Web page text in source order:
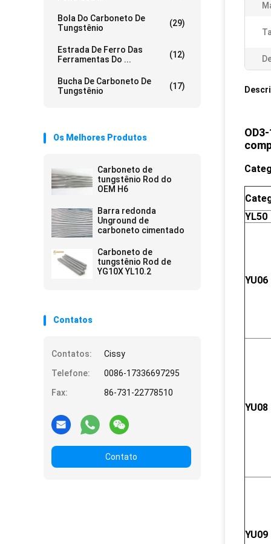
Bola Do Carboneto De
Tungstênio
(29)
Estrada De Ferro Das
Ferramentas Do ...
(12)
Bucha De Carboneto De
Tungstênio
(17)
Os Melhores Produtos
Carboneto de
tungstênio Rod do
OEM H6
Barra redonda
Unground de
carboneto cimentado
Carboneto de
tungstênio Rod de
YG10X YL10.2
Contatos
Contatos:
Cissy
Telefone:
0086-17336697295
Fax:
86-731-22778510
Contato
YL50
YU06
YU08
YU09